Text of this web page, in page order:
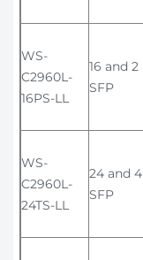
WS-
C2960L-
16PS-LL
16 and 2
SFP
WS-
C2960L-
24TS-LL
24 and 4
SFP